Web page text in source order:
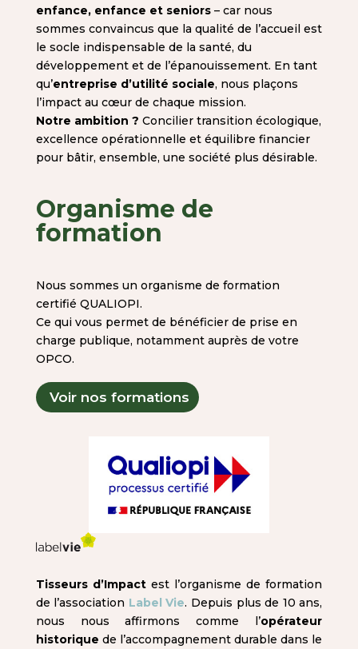
enfance, enfance et seniors– car nous
sommes convaincus que la qualité de l’accueil est
le socle indispensable de la santé, du
développement et de l’épanouissement. En tant
qu’entreprise d’utilité sociale, nous plaçons
l’impact au cœur de chaque mission.
Notre ambition ? Concilier transition écologique,
excellence opérationnelle et équilibre financier
pour bâtir, ensemble, une société plus désirable.
Organisme de
formation
Nous sommes un organisme de formation
certifié QUALIOPI.
Ce qui vous permet de bénéficier de prise en
charge publique, notamment auprès de votre
OPCO.
Voir nos formations
Tisseurs d’Impactest l’organisme de formation
de l’association Label Vie. Depuis plus de 10 ans,
nous nous affirmons comme l’opérateur
historique de l’accompagnement durable dans le